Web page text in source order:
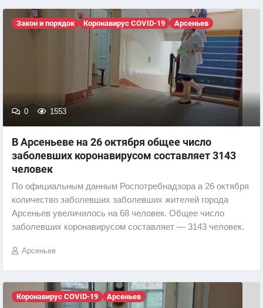
Закон и порядок Коронавирус COVID-19 Арсеньев
0 1553
В Арсеньеве на 26 октября общее число
заболевших коронавирусом составляет 3143
человек
По официальным данным Роспотребнадзора а 26 октября
количество заболевших заболевших жителей города
Арсеньев увеличилось на 68 человек. Общее число
заболевших коронавирусом составляет — 3143 человек.
Арсеньев
Коронавирус COVID-19 Арсеньев